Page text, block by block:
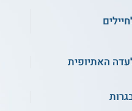
האתיופית